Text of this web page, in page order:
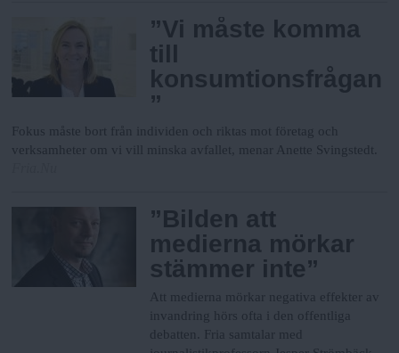
l
m
s
F
r
”Vi måste komma
till
konsumtionsfrågan
”
Fokus måste bort från individen och riktas mot företag och
verksamheter om vi vill minska avfallet, menar Anette Svingstedt.
”Bilden att
medierna mörkar
stämmer inte”
Att medierna mörkar negativa effekter av
invandring hörs ofta i den offentliga
debatten. Fria samtalar med